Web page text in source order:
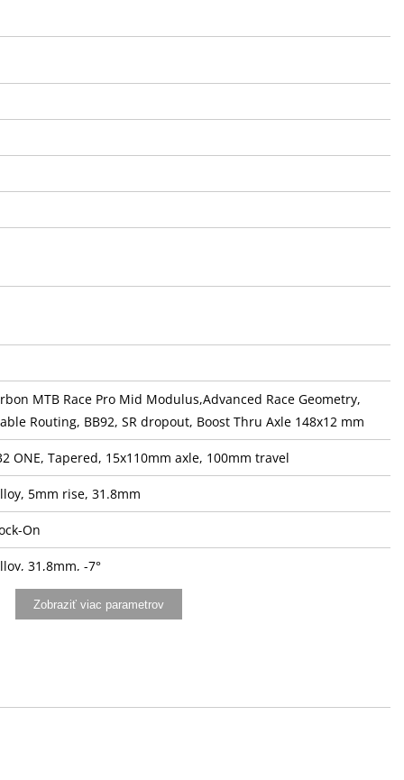
MTB Race Pro Mid Modulus,Advanced Race Geometry,
Routing, BB92, SR dropout, Boost Thru Axle 148x12 mm
ONE, Tapered, 15x110mm axle, 100mm travel
5mm rise, 31.8mm
On
31,8mm, -7°
27.2mm
RD-M8250, Shadow Plus Design
Zobraziť viac parametrov